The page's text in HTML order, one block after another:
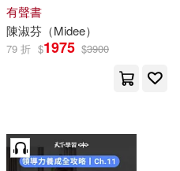
有聲書
陳淑芬 （Midee）
79 折 $1975 $3900